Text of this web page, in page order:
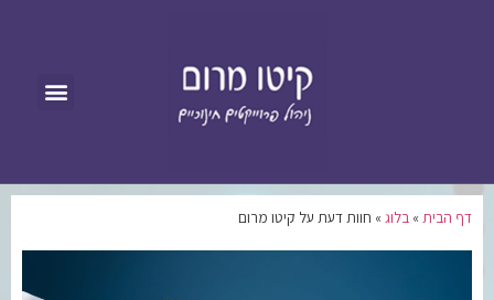
דף הבית » בלוג » חוות דעת על קיטו מרום